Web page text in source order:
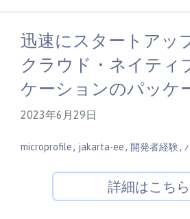
迅速にスタートアッ
クラウド・ネイティ
ケーションのパッケ
2023年6月29日
microprofile, jakarta-ee, 開発者経験,
詳細はこちら